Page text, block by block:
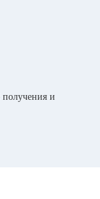
получения и